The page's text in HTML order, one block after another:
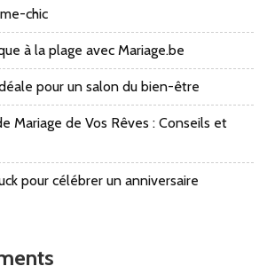
chic
à la plage avec Mariage.be
pour un salon du bien-être
Mariage de Vos Rêves : Conseils et
pour célébrer un anniversaire